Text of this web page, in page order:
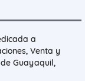
a
Venta y
Guayaquil,